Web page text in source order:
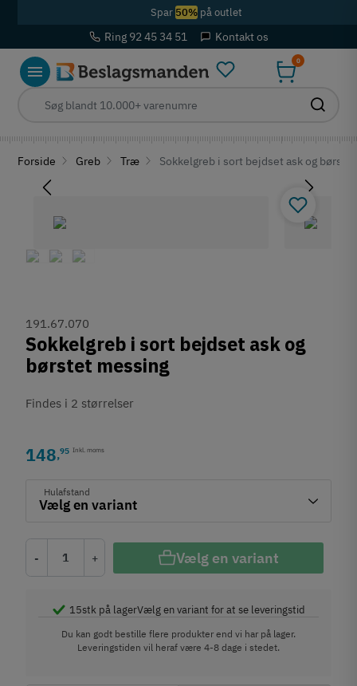
Spar 50%på outlet
Ring 92 45 34 51 Kontakt os
0
Forside Greb Træ Sokkelgreb i sort bejdset ask og
191.67.070
Sokkelgreb i sort bejdset ask og
børstet messing
Findes i 2 størrelser
148,95 Inkl. moms
Hulafstand
- + Vælg en variant
15stk på lagerVælg en variant for at se leveringstid
Du kan godt bestille flere produkter end vi har på lager.
Leveringstiden vil heraf være 4-8 dage i stedet.